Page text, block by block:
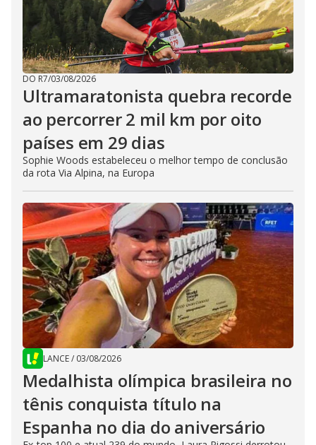
DO R7/03/08/2026
Ultramaratonista quebra recorde
ao percorrer 2 mil km por oito
países em 29 dias
Sophie Woods estabeleceu o melhor tempo de conclusão
da rota Via Alpina, na Europa
LANCE/ 03/08/2026
Medalhista olímpica brasileira no
tênis conquista título na
Espanha no dia do aniversário